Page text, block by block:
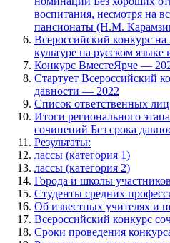
воспитания, несмотря на
пансионаты (Н.М.
Всероссийский конкурс
культуре на русском
Конкурс ВместеЯрче —
Стартует Всероссийский
давности — 2022
Список ответственных лиц
Итоги регионального
сочинений Без срока
Результаты:
лассы (категория 1)
лассы (категория 2)
Города и школы
Студенты средних
Об известных учителях и
Всероссийский конкурс
Сроки проведения